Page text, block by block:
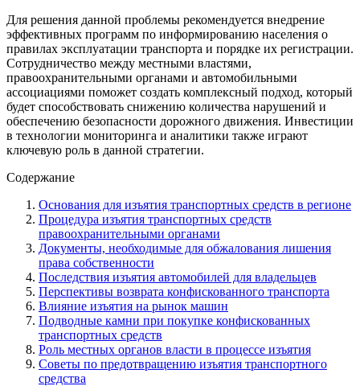
Для решения данной проблемы рекомендуется внедрение
эффективных программ по информированию населения о
правилах эксплуатации транспорта и порядке их регистрации.
Сотрудничество между местными властями,
правоохранительными органами и автомобильными
ассоциациями поможет создать комплексный подход, который
будет способствовать снижению количества нарушений и
обеспечению безопасности дорожного движения. Инвестиции
в технологии мониторинга и аналитики также играют
ключевую роль в данной стратегии.
Содержание
Основания для изъятия транспортных средств в регионе
Процедура изъятия транспортных средств
правоохранительными органами
Документы, необходимые для обжалования лишения
права собственности
Последствия изъятия автомобилей для владельцев
Перспективы возврата конфискованного транспорта
Влияние изъятия на рынок машин
Подводные камни при покупке конфискованных
транспортных средств
Роль местных органов власти в процессе изъятия
Советы по предотвращению изъятия транспортного
средства